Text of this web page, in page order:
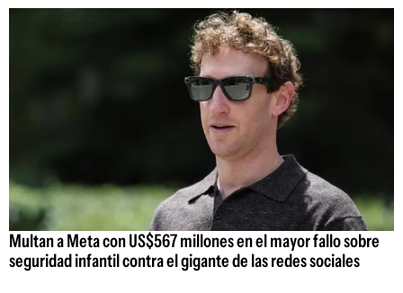
Multan a Meta con US$567 millones en el mayor fallo sobre
seguridad infantil contra el gigante de las redes sociales